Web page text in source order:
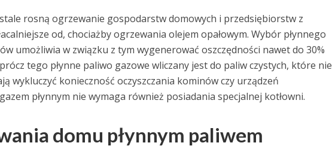
rosną ogrzewanie gospodarstw domowych i przedsiębiorstw z
od, chociażby ogrzewania olejem opałowym. Wybór płynnego
umożliwia w związku z tym wygenerować oszczędności nawet do 30%
tego płynne paliwo gazowe wliczany jest do paliw czystych, które nie
wykluczyć konieczność oczyszczania kominów czy urządzeń
płynnym nie wymaga również posiadania specjalnej kotłowni.
domu płynnym paliwem